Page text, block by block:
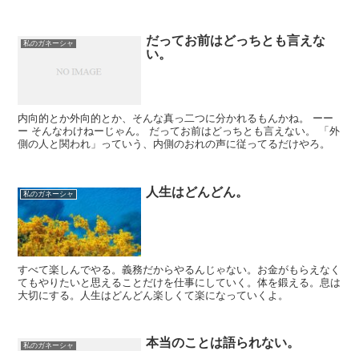
私のガネーシャ
だってお前はどっちとも言えな
い。
内向的とか外向的とか、そんな真っ二つに分かれるもんかね。 ーー
ー そんなわけねーじゃん。 だってお前はどっちとも言えない。 「外
側の人と関われ」っていう、内側のおれの声に従ってるだけやろ。
私のガネーシャ 人生はどんどん。
すべて楽しんでやる。義務だからやるんじゃない。お金がもらえなく
てもやりたいと思えることだけを仕事にしていく。体を鍛える。息は
大切にする。人生はどんどん楽しくて楽になっていくよ。
私のガネーシャ 本当のことは語られない。